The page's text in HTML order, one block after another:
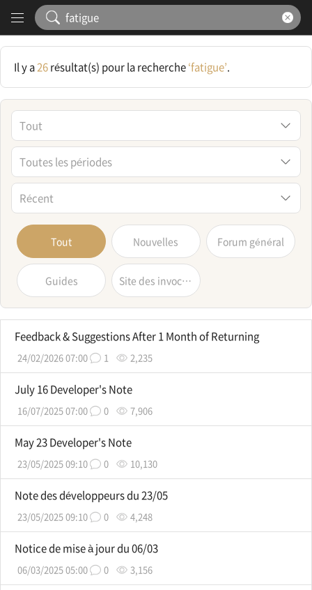
Résultat de la recherche
Il y a26résultat(s) pour la recherche‘fatigue’.
Tout
Toutes les périodes
Récent
Tout Nouvelles Forum général
Guides Site des invocateurs
Feedback & Suggestions After 1 Month of Returning
24/02/2026 07:00 1 2,235
July 16 Developer's Note
16/07/2025 07:00 0 7,906
May 23 Developer's Note
23/05/2025 09:10 0 10,130
Note des développeurs du 23/05
23/05/2025 09:10 0 4,248
Notice de mise à jour du 06/03
06/03/2025 05:00 0 3,156